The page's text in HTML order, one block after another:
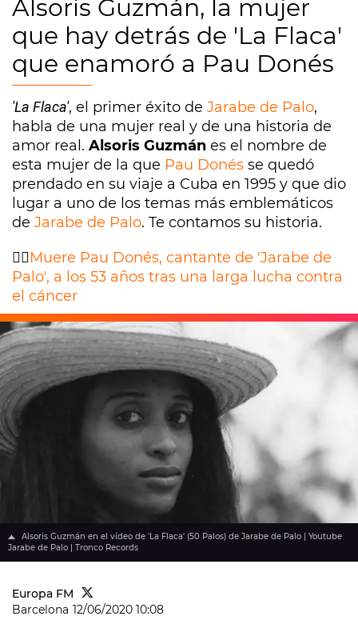
Alsoris Guzmán, la mujer
que hay detrás de 'La Flaca'
que enamoró a Pau Donés
'La Flaca', el primer éxito de Jarabe de Palo,
habla de una mujer real y de una historia de
amor real. Alsoris Guzmán es el nombre de
esta mujer de la que Pau Donés se quedó
prendado en su viaje a Cuba en 1995 y que dio
lugar a uno de los temas más emblemáticos
de Jarabe de Palo. Te contamos su historia.
👉🏽Muere Pau Donés, cantante de 'Jarabe de
Palo', a los 53 años tras una larga lucha contra
el cáncer
Alsoris Guzmán en el vídeo de 'La Flaca' (50 Palos) de Jarabe de Palo | Youtube
Jarabe de Palo | Tronco Records
Europa FM
Barcelona 12/06/2020 10:08